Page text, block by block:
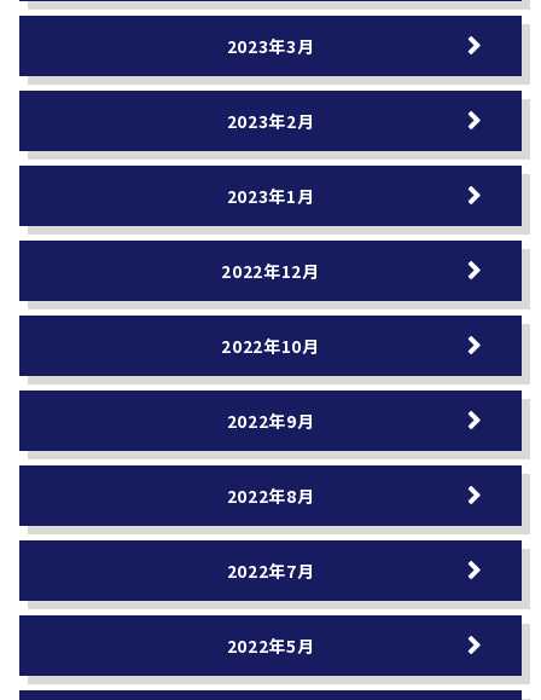
2023年3月
2023年2月
2023年1月
2022年12月
2022年10月
2022年9月
2022年8月
2022年7月
2022年5月